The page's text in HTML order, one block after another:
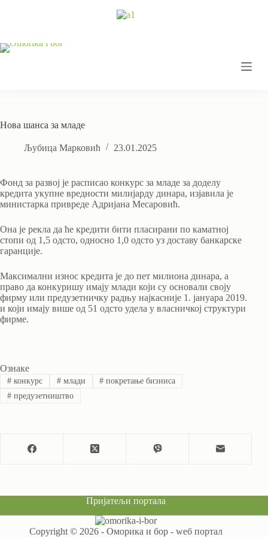
Нова шанса за младе
Љубица Марковић 23.01.2025
Фонд за развој је расписао конкурс за младе за доделу
кредита укупне вредности милијарду динара, изјавила је
министарка привреде Адријана Месаровић.
Она је рекла да ће кредити бити пласирани по каматној
стопи од 1,5 одсто, односно 1,0 одсто уз доставу банкарске
гаранције.
Максимални износ кредита је до пет милиона динара, а
право да конкуришу имају млади који су основали своју
фирму или предузетничку радњу најкасније 1. јануара 2019.
и који имају више од 51 одсто удела у власничкој структури
фирме.
Ознаке
#конкурс #млади # покретање бизниса
#предузетништво
Пријатељи портала
Copyright © 2026 - Оморика и бор - wеб портал